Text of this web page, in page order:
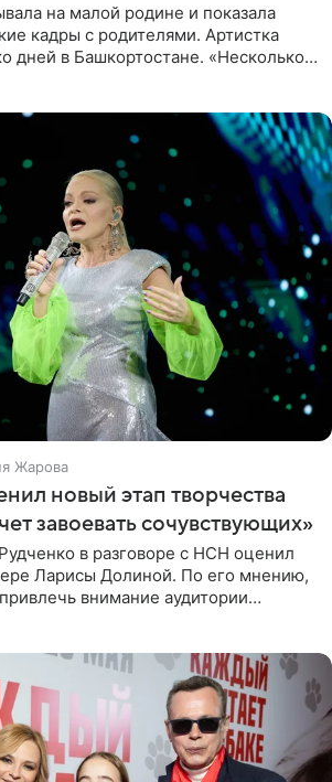
на малой родине и показала
кадры с родителями. Артистка
дней в Башкортостане. «Несколько
Жарова
новый этап творчества
завоевать сочувствующих»
в разговоре с НСН оценил
Ларисы Долиной. По его мнению,
внимание аудитории